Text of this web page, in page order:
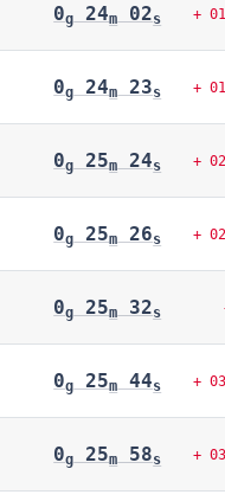
0g 24m 02s + 01
0g 24m 23s + 01
0g 25m 24s + 02
0g 25m 26s + 02
0g 25m 32s
0g 25m 44s + 03
0g 25m 58s + 03